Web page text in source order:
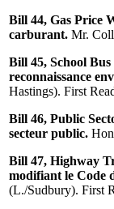
Bill 44, Gas Price
carburant. Mr.
Bill 45, School
reconnaissance
Hastings). First
Bill 46, Public
secteur public.
Bill 47, Highway
modifiant le Code
(L./Sudbury). First